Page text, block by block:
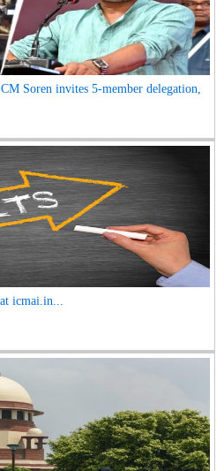
Soren invites 5-member delegation,
icmai.in...